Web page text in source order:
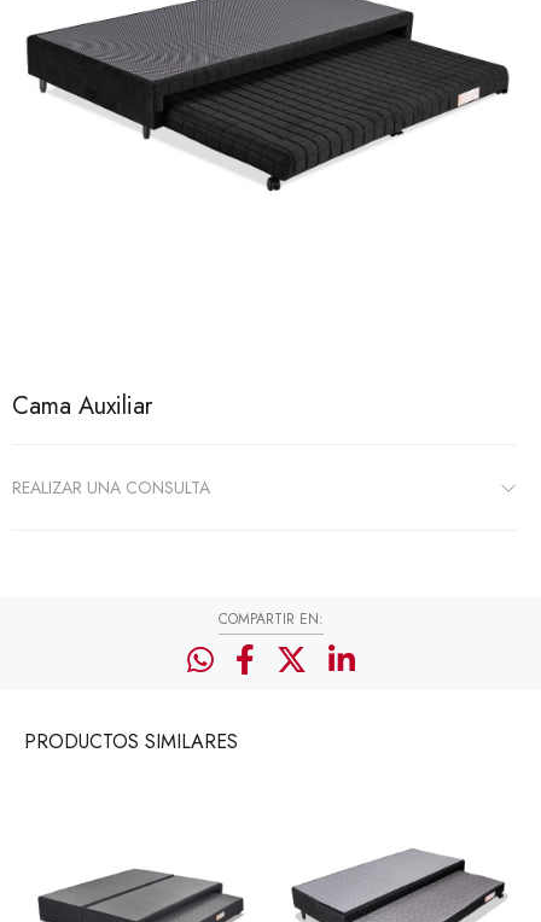
Cama Auxiliar
REALIZAR UNA CONSULTA
COMPARTIR EN:
PRODUCTOS SIMILARES